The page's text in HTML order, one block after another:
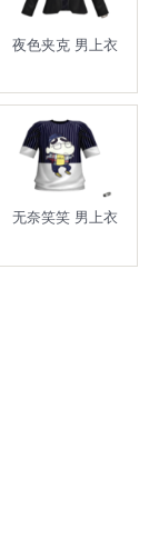
夜色夹克 男上衣
无奈笑笑 男上衣